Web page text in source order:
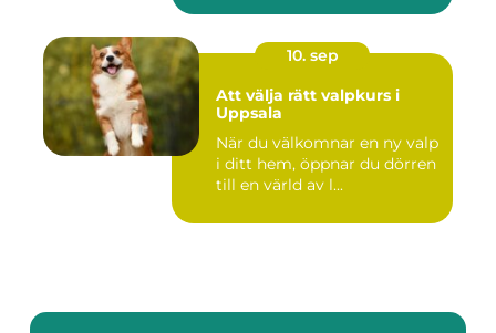
10. sep
Att välja rätt valpkurs i
Uppsala
När du välkomnar en ny valp
i ditt hem, öppnar du dörren
till en värld av l...